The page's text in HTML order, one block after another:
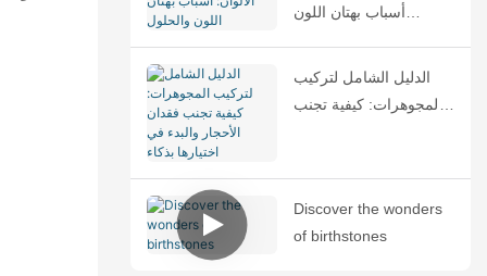
أسباب بهتان اللون
الدليل الشامل لتركيب
المجوهرات: كيفية تجنب
Discover the wonders
of birthstones